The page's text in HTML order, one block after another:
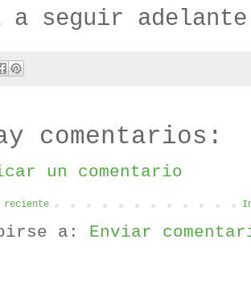
a seguir
comentarios:
un comentario
reciente
a: Enviar